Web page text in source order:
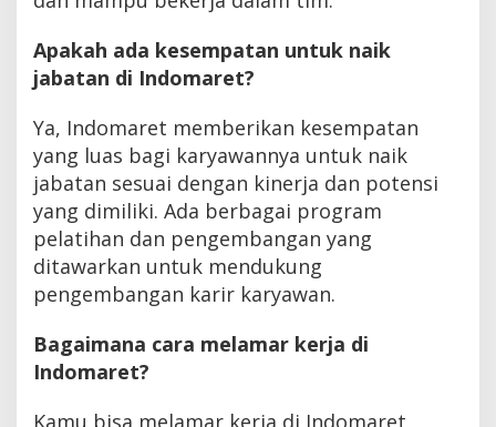
Apakah ada kesempatan untuk naik
jabatan di Indomaret?
Ya, Indomaret memberikan kesempatan
yang luas bagi karyawannya untuk naik
jabatan sesuai dengan kinerja dan potensi
yang dimiliki. Ada berbagai program
pelatihan dan pengembangan yang
ditawarkan untuk mendukung
pengembangan karir karyawan.
Bagaimana cara melamar kerja di
Indomaret?
Kamu bisa melamar kerja di Indomaret